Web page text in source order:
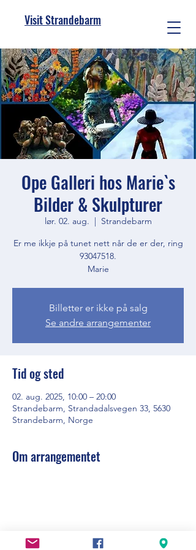
Visit Strandebarm
Ope Galleri hos Marie`s
Bilder & Skulpturer
lør. 02. aug.
  |
Strandebarm
Er me ikkje på tunet nett når de er der, ring
93047518.
Marie
Billetter er ikke på salg
Se andre arrangementer
Tid og sted
02. aug. 2025, 10:00 – 20:00
Strandebarm, Strandadalsvegen 33, 5630
Strandebarm, Norge
Om arrangementet